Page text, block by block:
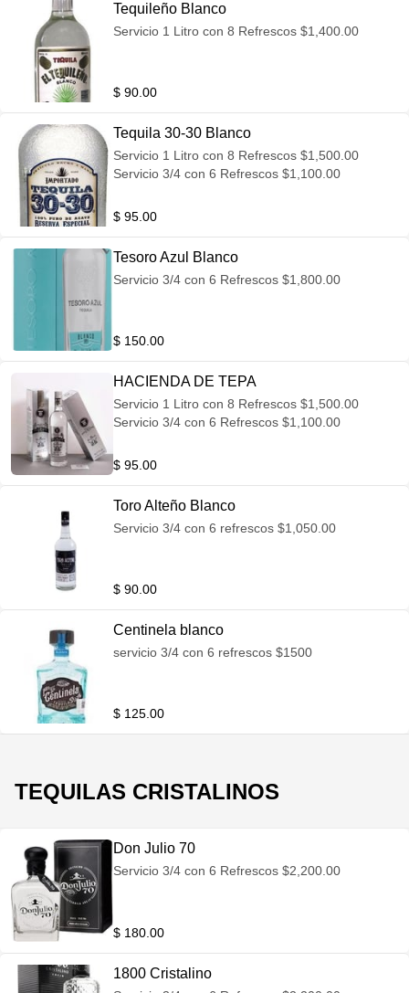
Tequileño Blanco
Servicio 1 Litro con 8 Refrescos $1,400.00
$ 90.00
Tequila 30-30 Blanco
Servicio 1 Litro con 8 Refrescos $1,500.00
Servicio 3/4 con 6 Refrescos $1,100.00
$ 95.00
Tesoro Azul Blanco
Servicio 3/4 con 6 Refrescos $1,800.00
$ 150.00
HACIENDA DE TEPA
Servicio 1 Litro con 8 Refrescos $1,500.00
Servicio 3/4 con 6 Refrescos $1,100.00
$ 95.00
Toro Alteño Blanco
Servicio 3/4 con 6 refrescos $1,050.00
$ 90.00
Centinela blanco
servicio 3/4 con 6 refrescos $1500
$ 125.00
TEQUILAS CRISTALINOS
Don Julio 70
Servicio 3/4 con 6 Refrescos $2,200.00
$ 180.00
1800 Cristalino